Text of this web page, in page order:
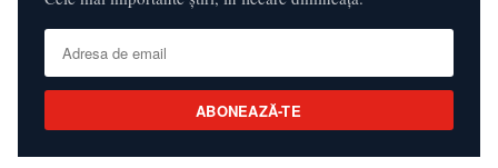
ABONEAZĂ-TE